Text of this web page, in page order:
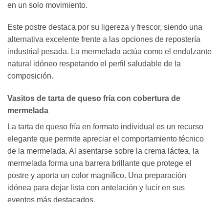
en un solo movimiento.
Este postre destaca por su ligereza y frescor, siendo una
alternativa excelente frente a las opciones de repostería
industrial pesada. La mermelada actúa como el endulzante
natural idóneo respetando el perfil saludable de la
composición.
Vasitos de tarta de queso fría con cobertura de
mermelada
La tarta de queso fría en formato individual es un recurso
elegante que permite apreciar el comportamiento técnico
de la mermelada. Al asentarse sobre la crema láctea, la
mermelada forma una barrera brillante que protege el
postre y aporta un color magnífico. Una preparación
idónea para dejar lista con antelación y lucir en sus
eventos más destacados.